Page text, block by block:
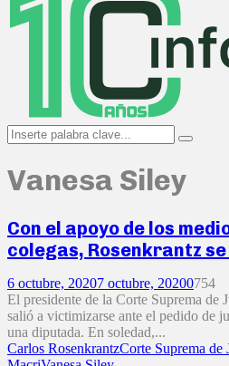
Search
for:
Search
Vanesa Siley
Con el apoyo de los
colegas, Rosenkrantz
6 octubre, 20207 octubre, 20200754
El presidente de la Corte Suprema de
salió a victimizarse ante el pedido de
una diputada. En soledad,...
Carlos RosenkrantzCorte Suprema de